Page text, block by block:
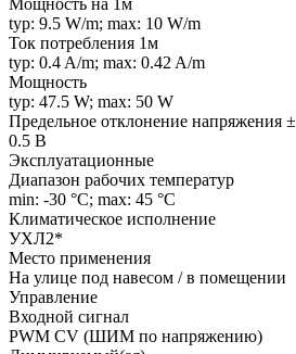
typ: 9.5 W/m; max: 10 W/m
Ток потребления 1м
typ: 0.4 A/m; max: 0.42 A/m
Мощность
typ: 47.5 W; max: 50 W
Предельное отклонение напряжения ±
0.5 В
Эксплуатационные
Диапазон рабочих температур
min: -30 °C; max: 45 °C
Климатическое исполнение
УХЛ2*
Место применения
На улице под навесом / в помещении
Управление
Входной сигнал
PWM СV (ШИМ по напряжению)